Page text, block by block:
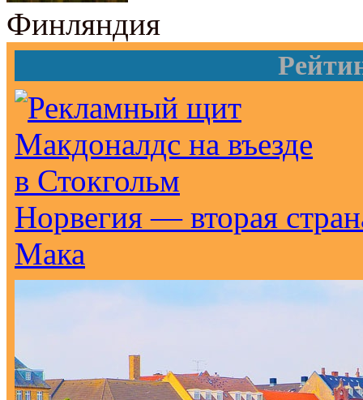
Финляндия
Норвегия — вторая
Мака